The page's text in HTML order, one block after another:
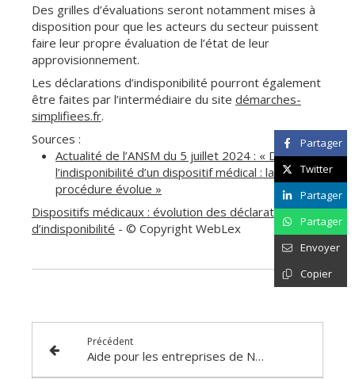
Des grilles d’évaluations seront notamment mises à
disposition pour que les acteurs du secteur puissent
faire leur propre évaluation de l’état de leur
approvisionnement.
Les déclarations d’indisponibilité pourront également
être faites par l’intermédiaire du site démarches-
simplifiees.fr.
Sources :
Actualité de l’ANSM du 5 juillet 2024 : « Déclarer
l’indisponibilité d’un dispositif médical : la
procédure évolue »
Dispositifs médicaux : évolution des déclarations
d’indisponibilité - © Copyright WebLex
Précédent
Aide pour les entreprises de Nouvelle-Calédonie : de nouvelles précisions !
Partager
Twitter
Partager
Partager
Envoyer
Copier